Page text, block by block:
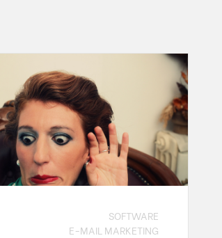
SOFTWARE
E-MAIL MARKETING